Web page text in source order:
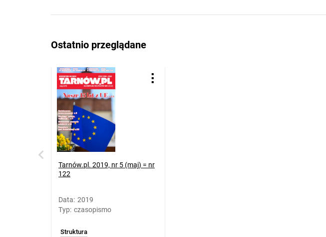
Ostatnio przeglądane
Tarnów.pl. 2019, nr 5 (maj) = nr
122
Data: 2019
Typ: czasopismo
Struktura